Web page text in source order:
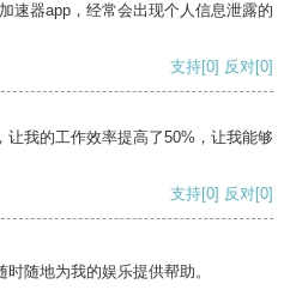
速器app，经常会出现个人信息泄露的
支持[0] 反对[0]
让我的工作效率提高了50%，让我能够
支持[0] 反对[0]
随地为我的娱乐提供帮助。